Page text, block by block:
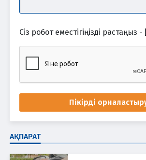
Сіз робот еместігіңізді растаңыз -
Пікірді
АҚПАРАТ